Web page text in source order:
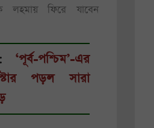
লহমায় ফিরে যাবেন
‘পূর্ব-পশ্চিম’-এর
পড়ল সারা